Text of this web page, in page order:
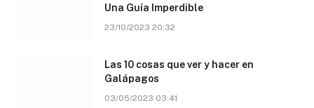
Una Guía Imperdible
23/10/2023 20:32
Las 10 cosas que ver y hacer en
Galápagos
03/05/2023 03:41